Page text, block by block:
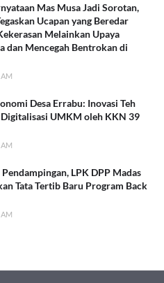
Mas Musa Jadi Sorotan,
Ucapan yang Beredar
Melainkan Upaya
dan Mencegah Bentrokan di
Desa Errabu: Inovasi Teh
Digitalisasi UMKM oleh KKN 39
LPK DPP Madas
Tata Tertib Baru Program Back